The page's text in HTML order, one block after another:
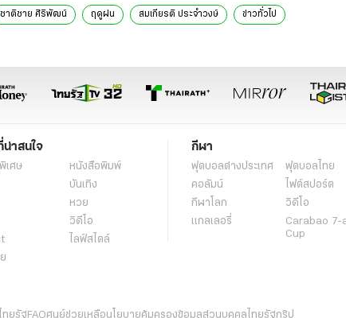
ชาติชาย ศิริพัฒน์ ฤดูฝน สมเกียรติ ประจำวงษ์ ข่าวทั่วไป
น่าสนใจ
เศษ
หนังสือพิมพ์
บันเทิง
หวย
วิดีโอ
ไลฟ์สไตล์
กีฬา
ฟุตบอลต่่างประเทศ
ฟุตบอลไทย
คอลัมน์
ไฟต์สปอร์ต
กีฬาโลก
วิดีโอ
แกลเลอรี่
Carabao 7-
Cup
ทยรัฐFAQศูนย์ช่วยเหลือนโยบายคุ้มครองข้อมูลส่วนบุคคลไทยรัฐกรุ๊ป